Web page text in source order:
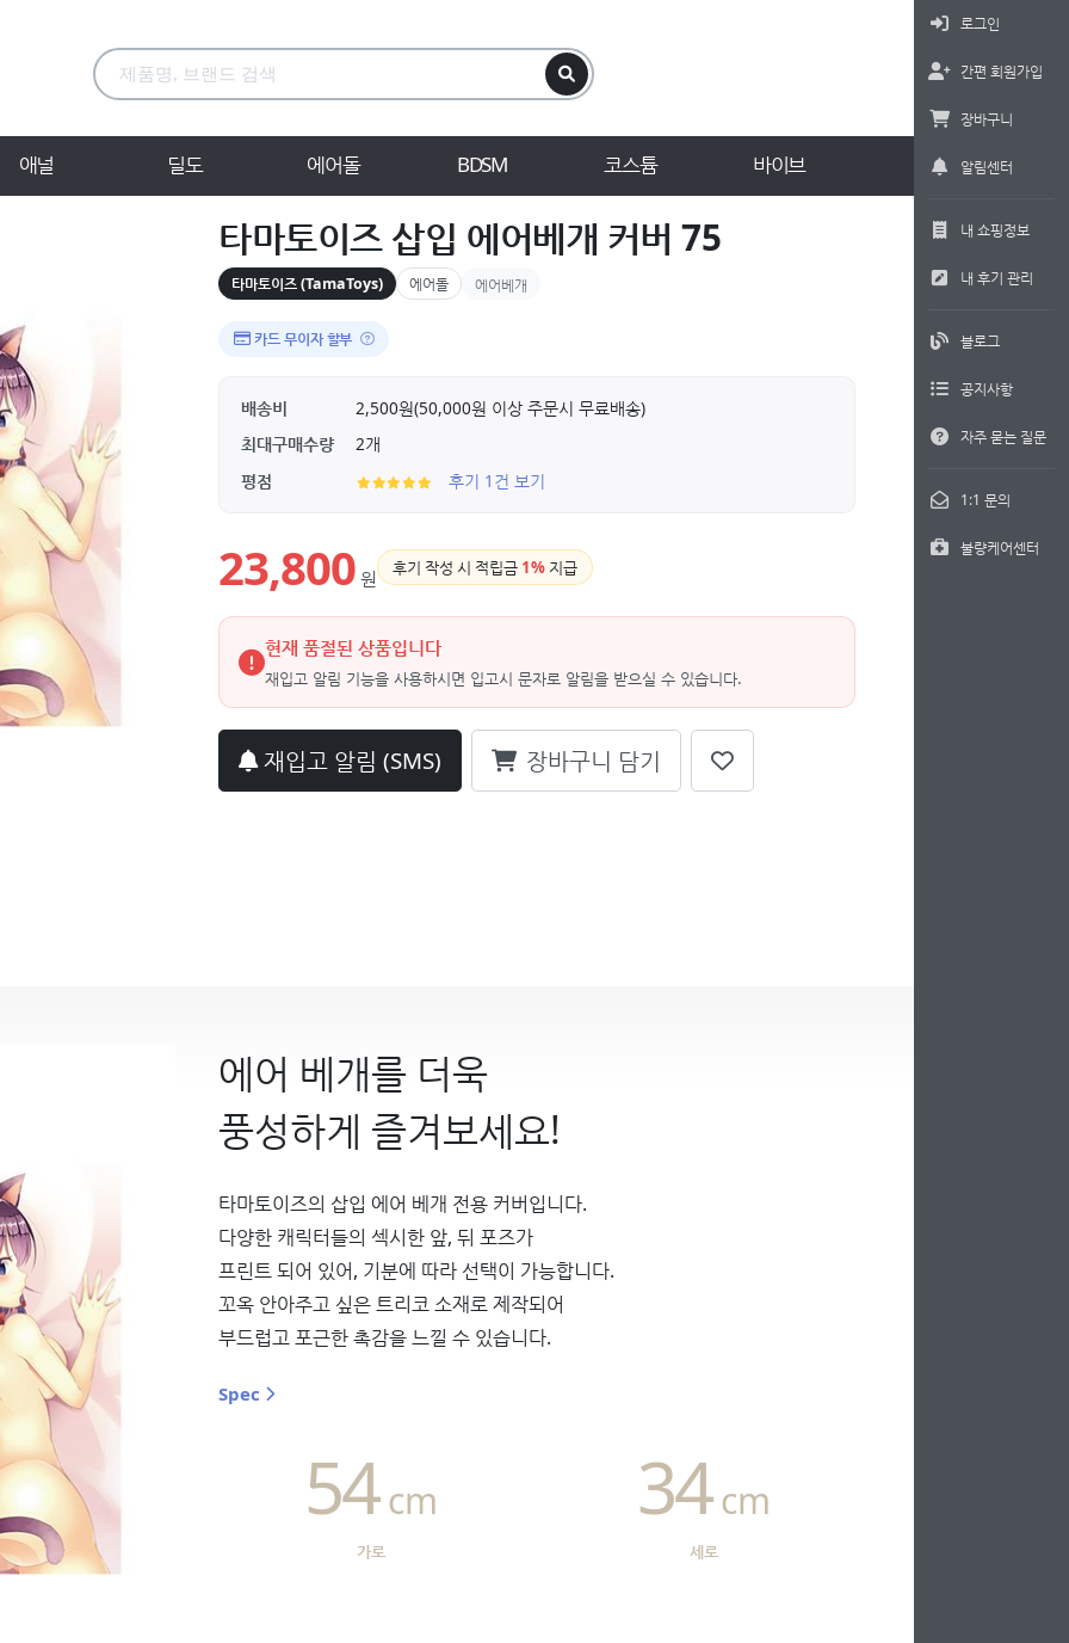
애널 딜도 에어돌 BDSM 코스튬 바이브
로그인
간편 회원가입
장바구니
알림센터
내 쇼핑정보
내 후기 관리
블로그
공지사항
자주 묻는 질문
1:1 문의
불량케어센터
타마토이즈 삽입 에어베개 커버 75
타마토이즈 (TamaToys) 에어돌 에어베개
카드 무이자 할부
배송비
2,500원(50,000원 이상 주문시 무료배송)
최대구매수량
2개
평점
후기 1건 보기
23,800 원 후기 작성 시 적립금 1% 지급
현재 품절된 상품입니다
재입고 알림 기능을 사용하시면 입고시 문자로 알림을 받으실 수 있습니다.
재입고 알림 (SMS) 장바구니 담기
에어 베개를 더욱
풍성하게 즐겨보세요!
타마토이즈의 삽입 에어 베개 전용 커버입니다.
다양한 캐릭터들의 섹시한 앞, 뒤 포즈가
프린트 되어 있어, 기분에 따라 선택이 가능합니다.
꼬옥 안아주고 싶은 트리코 소재로 제작되어
부드럽고 포근한 촉감을 느낄 수 있습니다.
Spec
가로
54 cm
세로
34 cm